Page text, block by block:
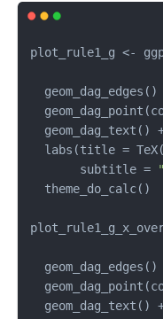
plot_rule1_g <-
  geom_dag_edges
( )
  geom_dag_point
(
  geom_dag_text
( )
  labs
(title = TeX(
       subtitle
=
  theme_do_calc
( )
  geom_dag_edges
( )
  geom_dag_point
(
  geom_dag_text
( )